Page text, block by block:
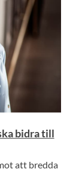
bidra till
att bredda